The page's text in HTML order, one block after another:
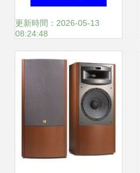
動畫之旅
更新時間：2026-05-13
08:24:48